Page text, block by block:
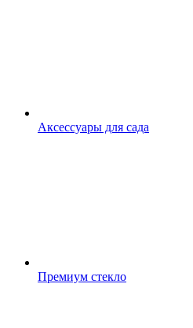
Аксессуары для сада
Премиум стекло